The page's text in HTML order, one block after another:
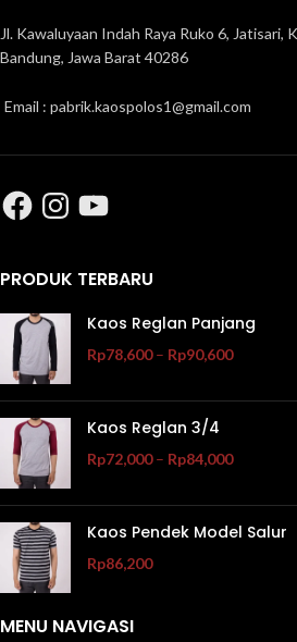
Jl. Kawaluyaan Indah Raya Ruko 6, Jatisari,
Bandung, Jawa Barat 40286
Email : pabrik.kaospolos1@gmail.com
PRODUK TERBARU
Kaos Reglan Panjang
Rp78,600 – Rp90,600
Kaos Reglan 3/4
Rp72,000 – Rp84,000
Kaos Pendek Model Salur
Rp86,200
MENU NAVIGASI